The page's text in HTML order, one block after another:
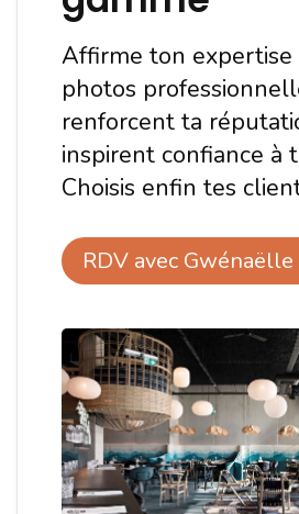
Affirme ton expertise
photos
renforcent ta
inspirent confiance à
Choisis enfin tes
RDV avec Gwénaëlle